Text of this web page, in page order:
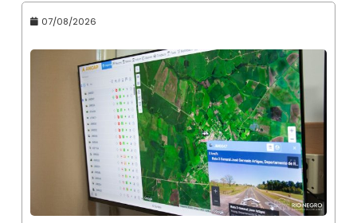
07/08/2026